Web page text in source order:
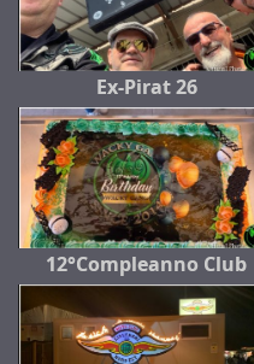
Ex-Pirat 26
12°Compleanno Club